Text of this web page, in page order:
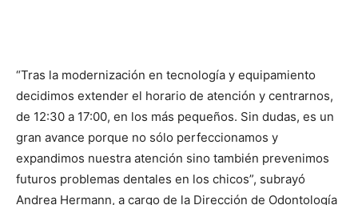
“Tras la modernización en tecnología y equipamiento
decidimos extender el horario de atención y centrarnos,
de 12:30 a 17:00, en los más pequeños. Sin dudas, es un
gran avance porque no sólo perfeccionamos y
expandimos nuestra atención sino también prevenimos
futuros problemas dentales en los chicos”, subrayó
Andrea Hermann, a cargo de la Dirección de Odontología